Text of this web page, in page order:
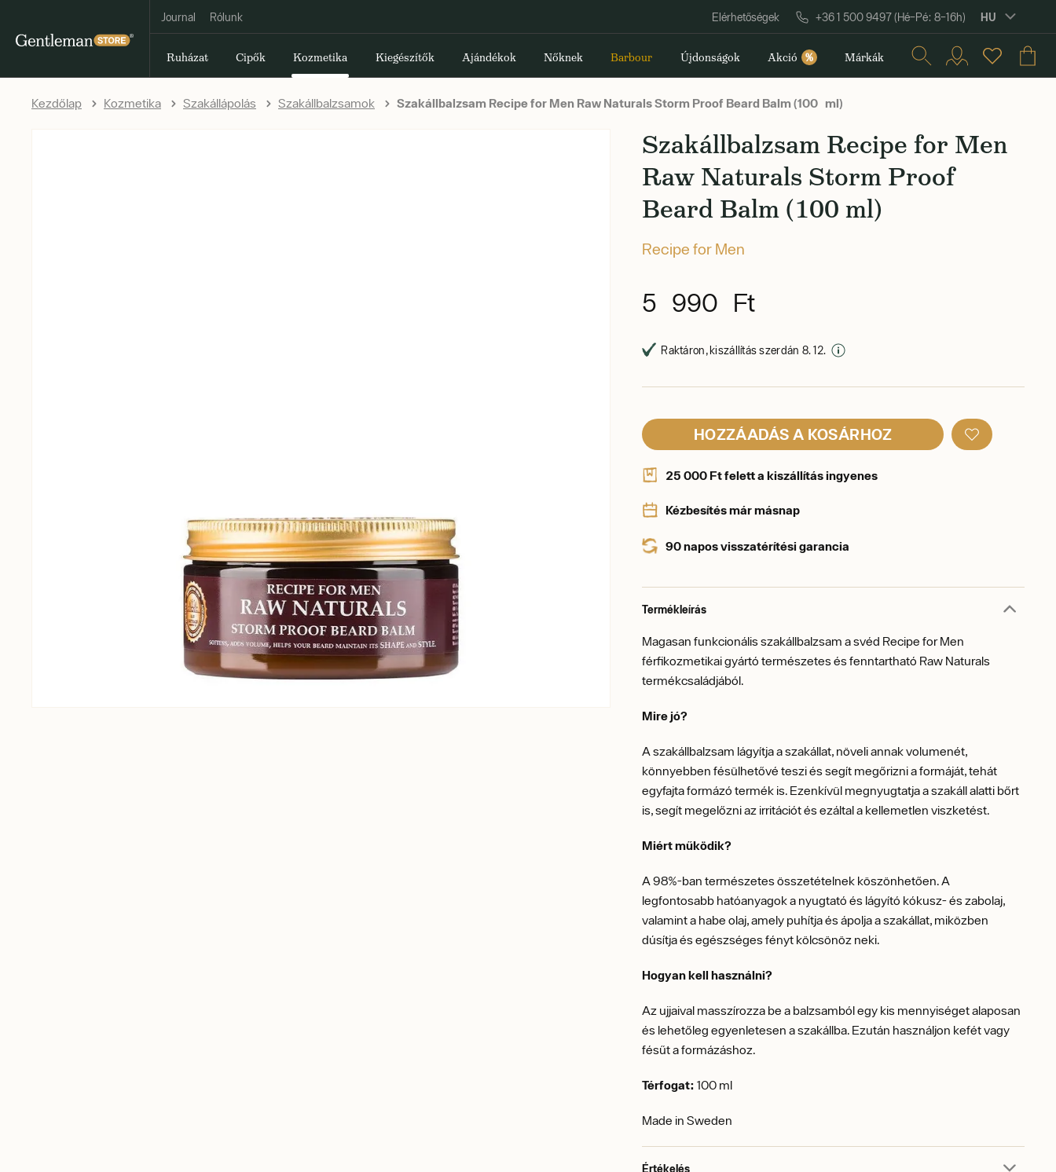
Journal Rólunk Elérhetőségek +36 1 500 9497 (Hé–Pé: 8–16h) HU
Ruházat Cipők Kozmetika Kiegészítők Ajándékok Nőknek Barbour Újdonságok Akció % Márkák
Kezdőlap Kozmetika Szakállápolás Szakállbalzsamok Szakállbalzsam Recipe for Men Raw Naturals Storm Proof Beard Balm (100 ml)
Szakállbalzsam Recipe for Men
Raw Naturals Storm Proof
Beard Balm (100 ml)
Recipe for Men
5 990 Ft
Raktáron, kiszállítás szerdán 8. 12.
HOZZÁADÁS A KOSÁRHOZ
25 000 Ft felett a kiszállítás ingyenes
Kézbesítés már másnap
90 napos visszatérítési garancia
Termékleírás
Magasan funkcionális szakállbalzsam a svéd Recipe for Men
férfikozmetikai gyártó természetes és fenntartható Raw Naturals
termékcsaládjából.
Mire jó?
A szakállbalzsam lágyítja a szakállat, növeli annak volumenét,
könnyebben fésülhetővé teszi és segít megőrizni a formáját, tehát
egyfajta formázó termék is. Ezenkívül megnyugtatja a szakáll alatti bőrt
is, segít megelőzni az irritációt és ezáltal a kellemetlen viszketést.
Miért működik?
A 98%-ban természetes összetételnek köszönhetően. A
legfontosabb hatóanyagok a nyugtató és lágyító kókusz- és zabolaj,
valamint a habe olaj, amely puhítja és ápolja a szakállat, miközben
dúsítja és egészséges fényt kölcsönöz neki.
Hogyan kell használni?
Az ujjaival masszírozza be a balzsamból egy kis mennyiséget alaposan
és lehetőleg egyenletesen a szakállba. Ezután használjon kefét vagy
fésűt a formázáshoz.
Térfogat: 100 ml
Made in Sweden
Értékelés